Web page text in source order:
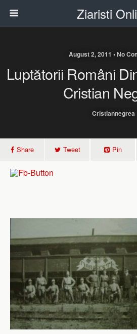
Ziaristi
August 2, 2011 • No
Luptătorii Români
Cristian
Cristiannegrea
Share Tweet Pin